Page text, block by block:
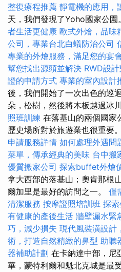
整復療程推薦 靜電機的應用，
天，我們發現了Yoho國家公園
者生活更健康 歐式外燴，品味
公司，專業台北白蟻防治公司
專業的外燴服務，滿足您的宴
幫您找出源頭並解決 RWD設
證的申請方式 專業的室內設計
後，我們開始了一次出色的巡
朵，松樹，然後將木板越過冰
照班訓練 在落基山的兩個國家
歷史場所對於旅遊業也很重要。
申請服務詳情 如何處理外遇問
菜單，傳承經典的美味 台中搬
優質搬家公司 探索buffet外燴
拿大西部的落基山；奧肯那根
爾加里是最好的訪問之一。 僅
清潔服務 按摩證照培訓班 探
有健康的產後生活 牆壁漏水緊
巧，減少損失 現代風裝潢設計
術，打造自然精緻的鼻型 助聽
器補助計劃 在卡納達中部，尼
華，蒙特利爾和魁北克城是最